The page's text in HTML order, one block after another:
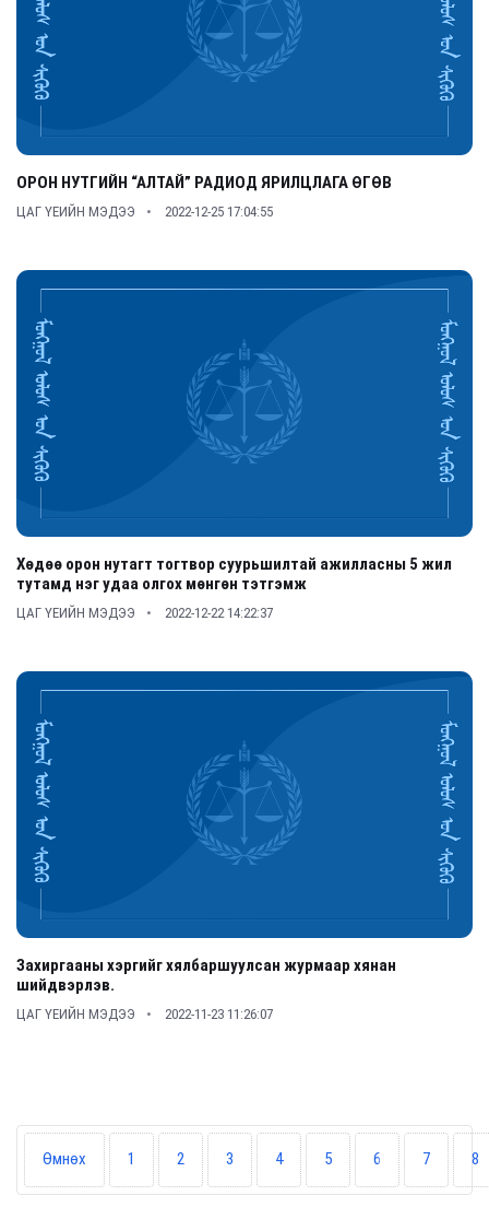
ОРОН НУТГИЙН “АЛТАЙ” РАДИОД ЯРИЛЦЛАГА ӨГӨВ
ЦАГ ҮЕИЙН МЭДЭЭ 2022-12-25 17:04:55
Хөдөө орон нутагт тогтвор суурьшилтай ажилласны 5 жил
тутамд нэг удаа олгох мөнгөн тэтгэмж
ЦАГ ҮЕИЙН МЭДЭЭ 2022-12-22 14:22:37
Захиргааны хэргийг хялбаршуулсан журмаар хянан
шийдвэрлэв.
ЦАГ ҮЕИЙН МЭДЭЭ 2022-11-23 11:26:07
Өмнөх 1 2 3 4 5 6 7 8